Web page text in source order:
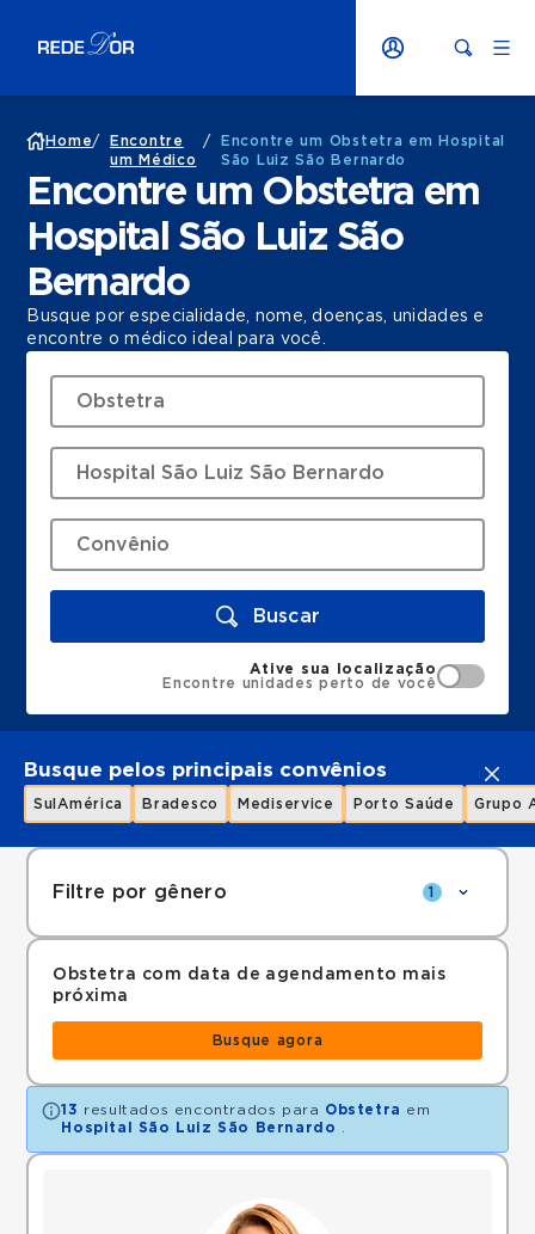
Home/
Encontre
um Médico
/
Encontre um Obstetra em Hospital
São Luiz São Bernardo
Encontre um Obstetra em
Hospital São Luiz São
Bernardo
Busque por especialidade, nome, doenças, unidades e
encontre o médico ideal para você.
Buscar
Ative sua localização
Encontre unidades perto de você
Busque pelos principais convênios
SulAmérica Bradesco Mediservice Porto Saúde Grupo
Filtre por gênero 1
Obstetra com data de agendamento mais
próxima
Busque agora
13 resultados encontrados para Obstetra em
Hospital São Luiz São Bernardo